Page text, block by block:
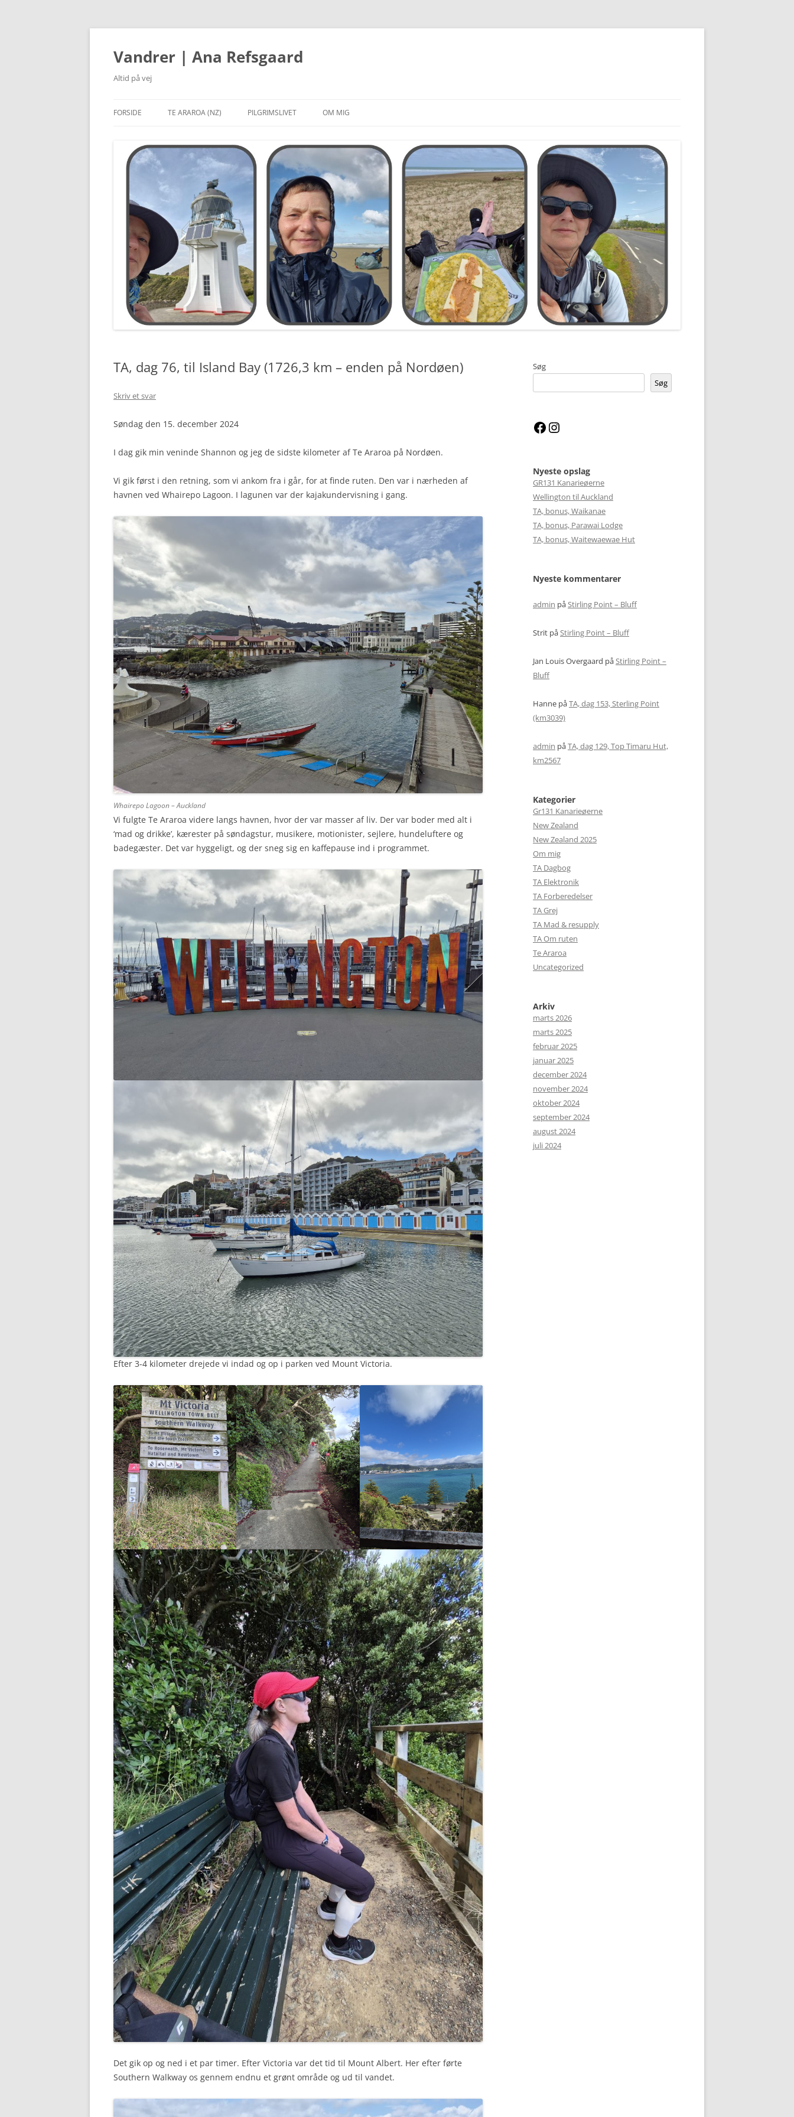
Hop
Vandrer | Ana Refsgaard
Altid på vej
FORSIDE TE ARAROA (NZ) PILGRIMSLIVET OM MIG
TA, dag 76, til Island Bay (1726,3 km – enden på Nordøen)
Skriv et svar
Søndag den 15. december 2024
I dag gik min veninde Shannon og jeg de sidste kilometer af Te Araroa på Nordøen.
Vi gik først i den retning, som vi ankom fra i går, for at finde ruten. Den var i nærheden af
havnen ved Whairepo Lagoon. I lagunen var der kajakundervisning i gang.
Whairepo Lagoon – Auckland
Vi fulgte Te Araroa videre langs havnen, hvor der var masser af liv. Der var boder med alt i
‘mad og drikke’, kærester på søndagstur, musikere, motionister, sejlere, hundeluftere og
badegæster. Det var hyggeligt, og der sneg sig en kaffepause ind i programmet.
Efter 3-4 kilometer drejede vi indad og op i parken ved Mount Victoria.
Det gik op og ned i et par timer. Efter Victoria var det tid til Mount Albert. Her efter førte
Southern Walkway os gennem endnu et grønt område og ud til vandet.
Søg
Søg
Facebook
Nyeste opslag
GR131 Kanarieøerne
Wellington til Auckland
TA, bonus, Waikanae
TA, bonus, Parawai Lodge
TA, bonus, Waitewaewae Hut
Nyeste kommentarer
admin påStirling Point – Bluff
Strit påStirling Point – Bluff
Jan Louis Overgaard påStirling Point –
Bluff
Hanne påTA, dag 153, Sterling Point
(km3039)
admin påTA, dag 129, Top Timaru Hut,
km2567
Kategorier
Gr131 Kanarieøerne
New Zealand
New Zealand 2025
Om mig
TA Dagbog
TA Elektronik
TA Forberedelser
TA Grej
TA Mad & resupply
TA Om ruten
Te Araroa
Uncategorized
Arkiv
marts 2026
marts 2025
februar 2025
januar 2025
december 2024
november 2024
oktober 2024
september 2024
august 2024
juli 2024